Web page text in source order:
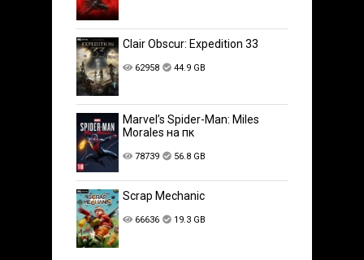
Clair Obscur: Expedition 33
62958 44.9 GB
Marvel’s Spider-Man: Miles
Morales на пк
78739 56.8 GB
Scrap Mechanic
66636 19.3 GB